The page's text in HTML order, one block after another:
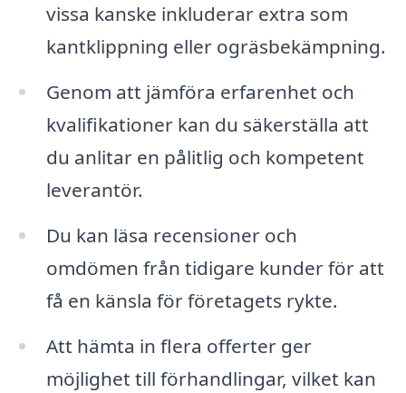
vissa kanske inkluderar extra som
kantklippning eller ogräsbekämpning.
Genom att jämföra erfarenhet och
kvalifikationer kan du säkerställa att
du anlitar en pålitlig och kompetent
leverantör.
Du kan läsa recensioner och
omdömen från tidigare kunder för att
få en känsla för företagets rykte.
Att hämta in flera offerter ger
möjlighet till förhandlingar, vilket kan